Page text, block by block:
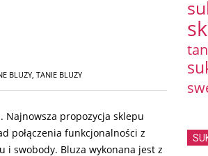
BLUZY TANIE BLUZY
Najnowsza propozycja sklepu
połączenia funkcjonalności z
i swobody. Bluza wykonana jest z